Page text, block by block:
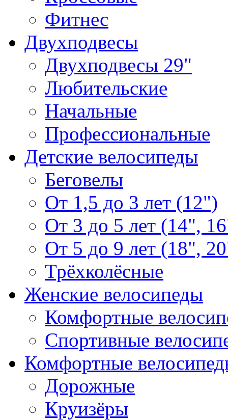
Фитнес
Двухподвесы
Двухподвесы 29"
Любительские
Начальные
Профессиональные
Детские велосипеды
Беговелы
От 1,5 до 3 лет (12")
От 3 до 5 лет (14",
От 5 до 9 лет (18",
Трёхколёсные
Женские велосипеды
Комфортные
Спортивные
Комфортные
Дорожные
Круизёры